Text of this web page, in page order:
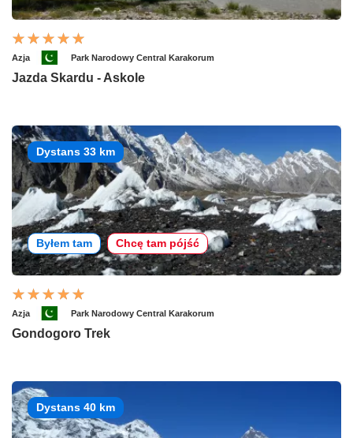
Azja Park Narodowy Central Karakorum
Jazda Skardu - Askole
Dystans 33 km
Byłem tam Chcę tam pójść
Azja Park Narodowy Central Karakorum
Gondogoro Trek
Dystans 40 km